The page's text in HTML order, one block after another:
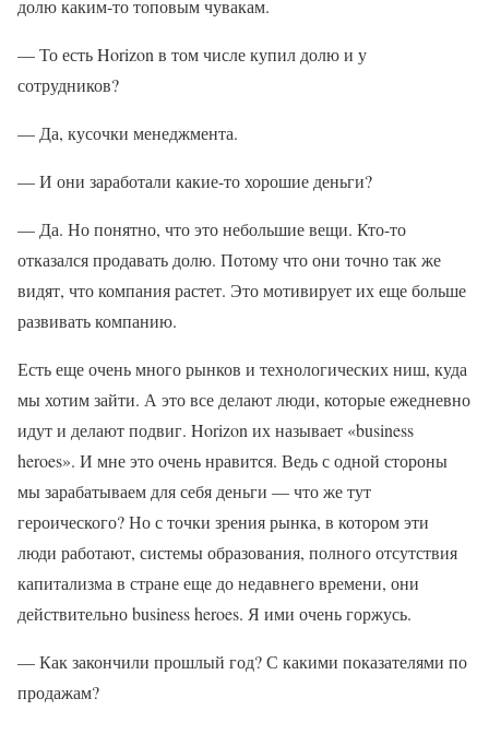
долю каким-то топовым чувакам.
— То есть Horizon в том числе купил долю и у
сотрудников?
— Да, кусочки менеджмента.
— И они заработали какие-то хорошие деньги?
— Да. Но понятно, что это небольшие вещи. Кто-то
отказался продавать долю. Потому что они точно так же
видят, что компания растет. Это мотивирует их еще больше
развивать компанию.
Есть еще очень много рынков и технологических ниш, куда
мы хотим зайти. А это все делают люди, которые ежедневно
идут и делают подвиг. Horizon их называет «business
heroes». И мне это очень нравится. Ведь с одной стороны
мы зарабатываем для себя деньги — что же тут
героического? Но с точки зрения рынка, в котором эти
люди работают, системы образования, полного отсутствия
капитализма в стране еще до недавнего времени, они
действительно business heroes. Я ими очень горжусь.
— Как закончили прошлый год? С какими показателями по
продажам?